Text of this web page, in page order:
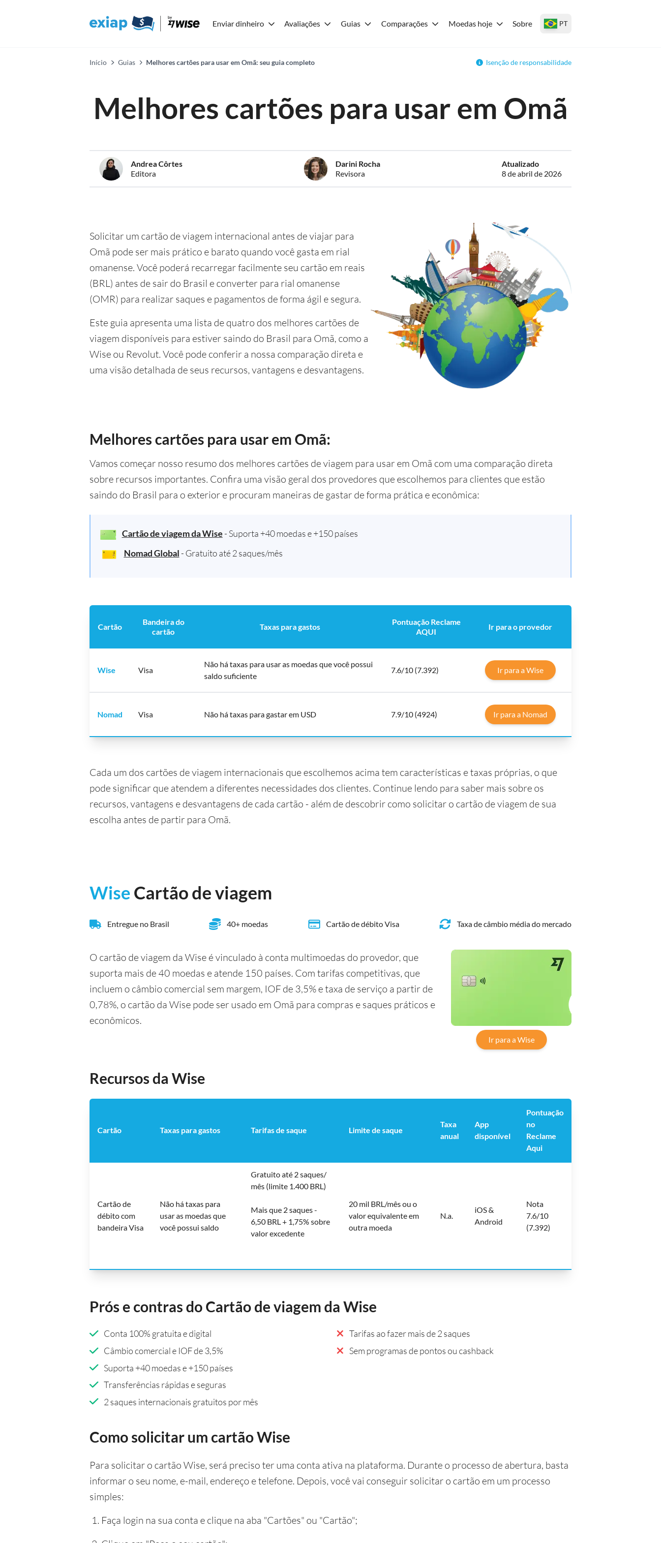
Enviar dinheiro Avaliações Guias Comparações Moedas hoje Sobre PT
Início Guias Melhores cartões para usar em Omã: seu guia completo Isenção de responsabilidade
Melhores cartões para usar em Omã
Andrea Côrtes
Editora
Darini Rocha
Revisora
Atualizado
8 de abril de 2026
Solicitar um cartão de viagem internacional antes de viajar para
Omã pode ser mais prático e barato quando você gasta em rial
omanense. Você poderá recarregar facilmente seu cartão em reais
(BRL) antes de sair do Brasil e converter para rial omanense
(OMR) para realizar saques e pagamentos de forma ágil e segura.
Este guia apresenta uma lista de quatro dos melhores cartões de
viagem disponíveis para estiver saindo do Brasil para Omã, como a
Wise ou Revolut. Você pode conferir a nossa comparação direta e
uma visão detalhada de seus recursos, vantagens e desvantagens.
Melhores cartões para usar em Omã:
Vamos começar nosso resumo dos melhores cartões de viagem para usar em Omã com uma comparação direta
sobre recursos importantes. Confira uma visão geral dos provedores que escolhemos para clientes que estão
saindo do Brasil para o exterior e procuram maneiras de gastar de forma prática e econômica:
Cartão de viagem da Wise - Suporta +40 moedas e +150 países
Nomad Global - Gratuito até 2 saques/mês
Cartão
Bandeira do
cartão
Taxas para gastos
Pontuação Reclame
AQUI
Ir para o provedor
Wise Visa
Não há taxas para usar as moedas que você possui
saldo suficiente
7.6/10 (7.392) Ir para a Wise
Nomad Visa Não há taxas para gastar em USD 7.9/10 (4924) Ir para a Nomad
Cada um dos cartões de viagem internacionais que escolhemos acima tem características e taxas próprias, o que
pode significar que atendem a diferentes necessidades dos clientes. Continue lendo para saber mais sobre os
recursos, vantagens e desvantagens de cada cartão - além de descobrir como solicitar o cartão de viagem de sua
escolha antes de partir para Omã.
Wise Cartão de viagem
Entregue no Brasil 40+ moedas Cartão de débito Visa Taxa de câmbio média do mercado
O cartão de viagem da Wise é vinculado à conta multimoedas do provedor, que
suporta mais de 40 moedas e atende 150 países. Com tarifas competitivas, que
incluem o câmbio comercial sem margem, IOF de 3,5% e taxa de serviço a partir de
0,78%, o cartão da Wise pode ser usado em Omã para compras e saques práticos e
econômicos.
Ir para a Wise
Recursos da Wise
Cartão Taxas para gastos Tarifas de saque Limite de saque
Taxa
anual
App
disponível
Pontuação
no
Reclame
Aqui
Cartão de
débito com
bandeira Visa
Não há taxas para
usar as moedas que
você possui saldo
Gratuito até 2 saques/
mês (limite 1.400 BRL)
Mais que 2 saques -
6,50 BRL + 1,75% sobre
valor excedente
20 mil BRL/mês ou o
valor equivalente em
outra moeda
N.a.
iOS &
Android
Nota
7.6/10
(7.392)
Prós e contras do Cartão de viagem da Wise
Conta 100% gratuita e digital
Câmbio comercial e IOF de 3,5%
Suporta +40 moedas e +150 países
Transferências rápidas e seguras
2 saques internacionais gratuitos por mês
Tarifas ao fazer mais de 2 saques
Sem programas de pontos ou cashback
Como solicitar um cartão Wise
Para solicitar o cartão Wise, será preciso ter uma conta ativa na plataforma. Durante o processo de abertura, basta
informar o seu nome, e-mail, endereço e telefone. Depois, você vai conseguir solicitar o cartão em um processo
simples:
Faça login na sua conta e clique na aba "Cartões" ou "Cartão";